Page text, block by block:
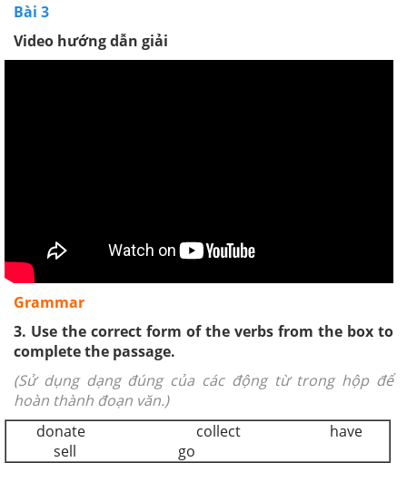
Bài 3
Video hướng dẫn giải
Grammar
3. Use the correct form of the verbs from the box to
complete the passage.
(Sử dụng dạng đúng của các động từ trong hộp để
hoàn thành đoạn văn.)
donate collect have
sell go